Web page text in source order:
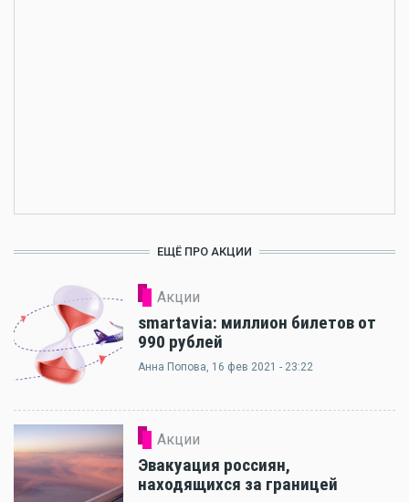
ЕЩЁ ПРО АКЦИИ
Акции
smartavia: миллион билетов от
990 рублей
Анна Попова, 16 фев 2021 - 23:22
Акции
Эвакуация россиян,
находящихся за границей